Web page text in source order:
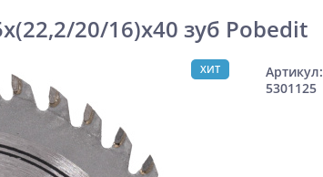
20/16)х40 зуб Pobedit
ХИТ
Артикул:
5301125